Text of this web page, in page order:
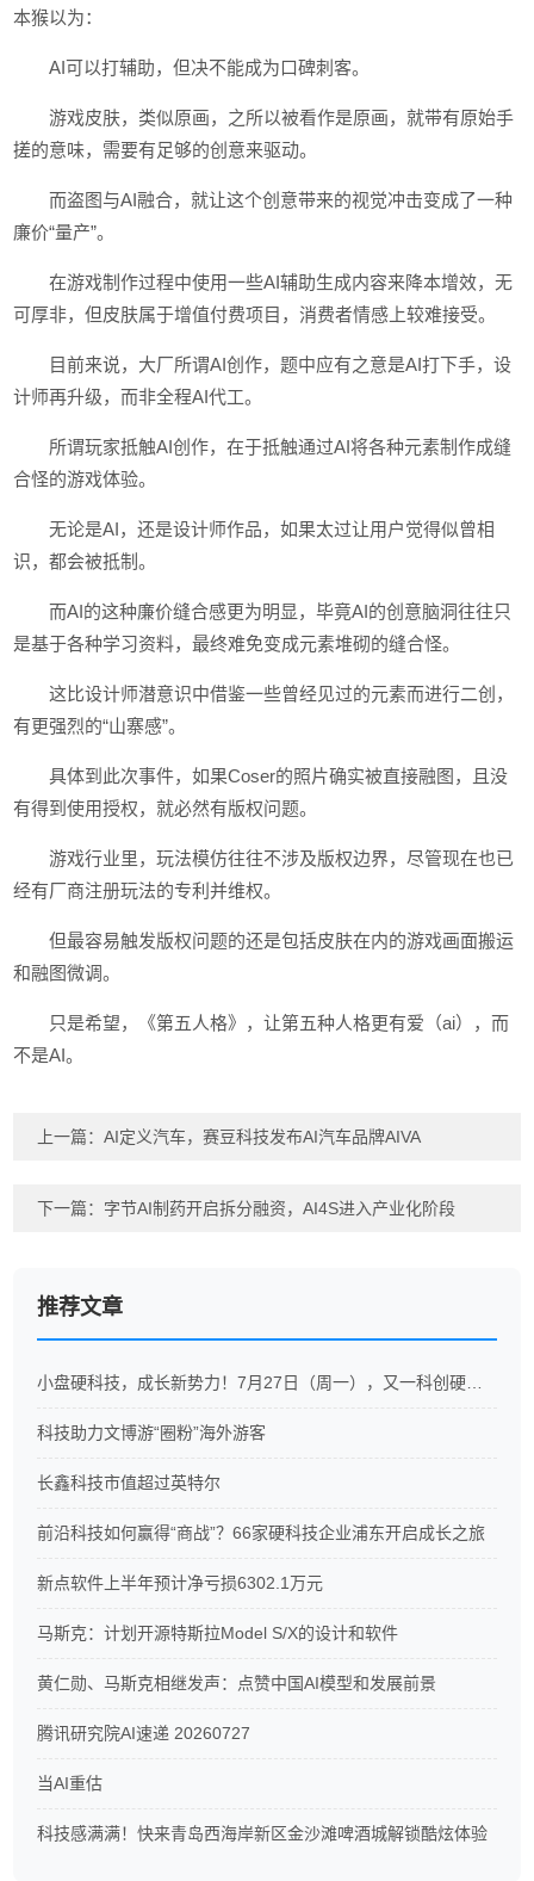
本猴以为：
AI可以打辅助，但决不能成为口碑刺客。
游戏皮肤，类似原画，之所以被看作是原画，就带有原始手
搓的意味，需要有足够的创意来驱动。
而盗图与AI融合，就让这个创意带来的视觉冲击变成了一种
廉价“量产”。
在游戏制作过程中使用一些AI辅助生成内容来降本增效，无
可厚非，但皮肤属于增值付费项目，消费者情感上较难接受。
目前来说，大厂所谓AI创作，题中应有之意是AI打下手，设
计师再升级，而非全程AI代工。
所谓玩家抵触AI创作，在于抵触通过AI将各种元素制作成缝
合怪的游戏体验。
无论是AI，还是设计师作品，如果太过让用户觉得似曾相
识，都会被抵制。
而AI的这种廉价缝合感更为明显，毕竟AI的创意脑洞往往只
是基于各种学习资料，最终难免变成元素堆砌的缝合怪。
这比设计师潜意识中借鉴一些曾经见过的元素而进行二创，
有更强烈的“山寨感”。
具体到此次事件，如果Coser的照片确实被直接融图，且没
有得到使用授权，就必然有版权问题。
游戏行业里，玩法模仿往往不涉及版权边界，尽管现在也已
经有厂商注册玩法的专利并维权。
但最容易触发版权问题的还是包括皮肤在内的游戏画面搬运
和融图微调。
只是希望，《第五人格》，让第五种人格更有爱（ai），而
不是AI。
上一篇：AI定义汽车，赛豆科技发布AI汽车品牌AIVA
下一篇： 字节AI制药开启拆分融资，AI4S进入产业化阶段
推荐文章
科技助力文博游“圈粉”海外游客
长鑫科技市值超过英特尔
前沿科技如何赢得“商战”？66家硬科技企业浦东开启成长之旅
新点软件上半年预计净亏损6302.1万元
马斯克：计划开源特斯拉Model S/X的设计和软件
黄仁勋、马斯克相继发声：点赞中国AI模型和发展前景
腾讯研究院AI速递 20260727
当AI重估
科技感满满！快来青岛西海岸新区金沙滩啤酒城解锁酷炫体验